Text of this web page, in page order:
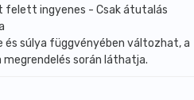
ingyenes - Csak átutalás
és súlya függvényében változhat, a
során láthatja.